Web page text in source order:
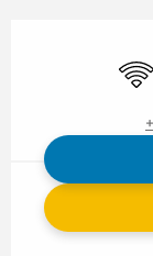
WiFi